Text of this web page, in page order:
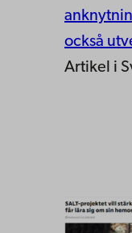
också
Artikel i